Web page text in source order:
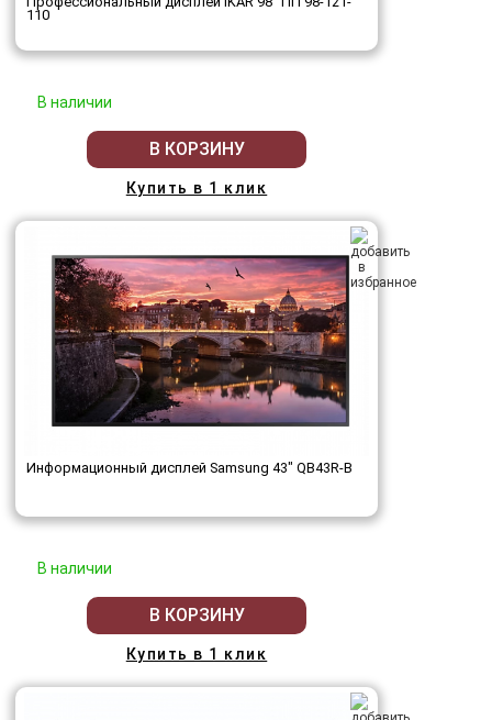
110
В наличии
В КОРЗИНУ
Купить в 1 клик
Информационный дисплей Samsung 43" QB43R-B
В наличии
В КОРЗИНУ
Купить в 1 клик